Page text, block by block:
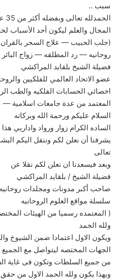
سبب ..
المجال والعلم ليكون أحد الأسباب
(جلب الحبيب — علاج السحر
روحانيه — رد المطلقه — زواج
فضيلة الشيخ بلقايد المراكشي
عضو الاتحاد العالمي للفلكيين
اخصائي الحسابات الفلكيه والطب
المعتمد من عدة جامعات اسلامية
السلام عليكم ورحمة الله وبركاته
الساده الكرام زوار ورواد واداريي هذا
يشرفنا أن نعلن لكم وننقل اليكم
تعالى
وبعد فيسعدنا ان نعلن لكم نقلا عن
فضيلة الشيخ / بلقايد المراكشي
صاحب أكبر مدونات ومجلدات
سلسلة مواقع العلوم الروحانيه
( المعتمده رسميا من الهيئات
ولله الحمد
ويكون الاول اعتمادا ضمن الشيوخ
الجهات المختصه ليتواصل مع
من جميع السلطات وتكون فى غاية
وبهذا يكون ولله الحمد الاول من